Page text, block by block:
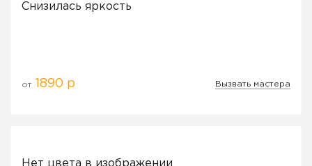
Снизилась яркость
от 1890 р Вызвать мастера
Нет цвета в изображении